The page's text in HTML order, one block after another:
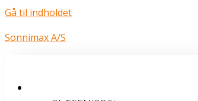
Gå til indholdet
Sonnimax A/S